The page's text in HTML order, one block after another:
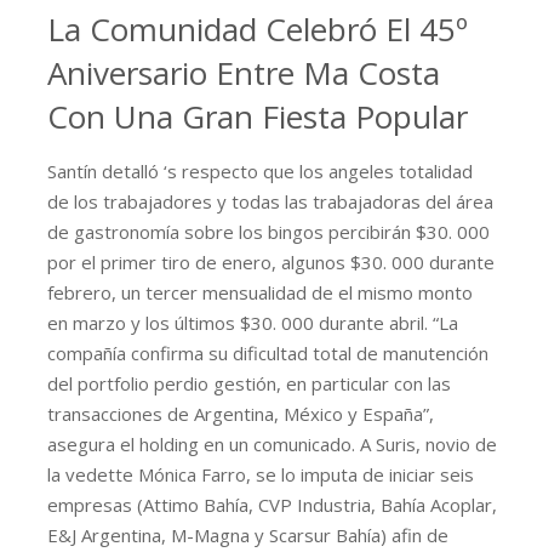
La Comunidad Celebró El 45º
Aniversario Entre Ma Costa
Con Una Gran Fiesta Popular
Santín detalló ‘s respecto que los angeles totalidad
de los trabajadores y todas las trabajadoras del área
de gastronomía sobre los bingos percibirán $30. 000
por el primer tiro de enero, algunos $30. 000 durante
febrero, un tercer mensualidad de el mismo monto
en marzo y los últimos $30. 000 durante abril. “La
compañía confirma su dificultad total de manutención
del portfolio perdio gestión, en particular con las
transacciones de Argentina, México y España”,
asegura el holding en un comunicado. A Suris, novio de
la vedette Mónica Farro, se lo imputa de iniciar seis
empresas (Attimo Bahía, CVP Industria, Bahía Acoplar,
E&J Argentina, M-Magna y Scarsur Bahía) afin de